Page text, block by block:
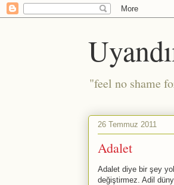
"feel no shame
26 Temmuz 2011
Adalet
Adalet diye bir şey
değiştirmez. Adil